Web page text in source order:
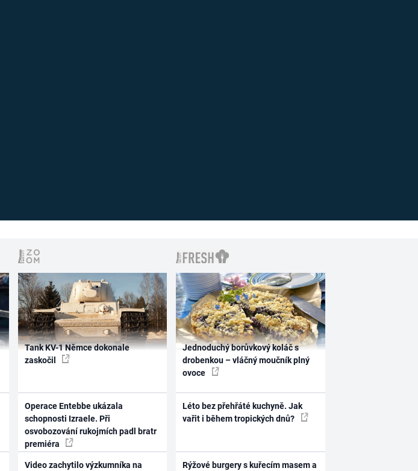
Tank KV-1 Němce dokonale
zaskočil
Operace Entebbe ukázala
schopnosti Izraele. Při
osvobozování rukojmích padl bratr
premiéra
Video zachytilo výzkumníka na
Jednoduchý borůvkový koláč s
drobenkou – vláčný moučník plný
ovoce
Léto bez přehřáté kuchyně. Jak
vařit i během tropických dnů?
Rýžové burgery s kuřecím masem a